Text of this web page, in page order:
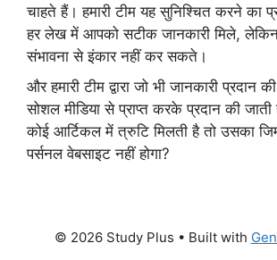
चाहते हैं। हमारी टीम यह सुनिश्चित करने का
हर लेख में आपको सटीक जानकारी मिले,
संभावना से इंकार नहीं कर सकते।
और हमारी टीम द्वारा जो भी जानकारी प्रदान
सोशल मीडिया से प्राप्त करके प्रदान की
कोई आर्टिकल में त्रुटि मिलती है तो उसका
पर्सनल वेबसाइट नहीं होगा?
© 2026 Study Plus • Built with